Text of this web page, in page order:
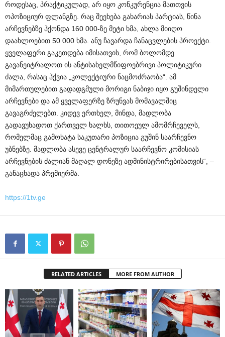
როდესაც, პრაქტიკულად, არ იყო კონკურენცია მათთვის
ოპოზიციურ ფლანგზე. რაც შეეხება გახარიას პარტიას, წინა
არჩევნებზე ჰქონდა 160 000-ზე მეტი ხმა, ახლა მიიღო
დაახლოებით 50 000 ხმა. ანუ ჩავარდა ჩანაცვლების პროექტი.
ყველაფერი გაკეთდება იმისათვის, რომ ბოლომდე
გავანეიტრალოთ ის ანტისახელმწიფოებრივი პოლიტიკური
ძალა, რასაც ჰქვია „კოლექტიური ნაცმოძრაობა“. ამ
მიმართულებით გადადგმული მორიგი ნაბიჯი იყო გუშინდელი
არჩევნები და ამ ყველაფერზე ზრუნვას მომავალშიც
გავაგრძელებთ. კიდევ ერთხელ, მინდა, მადლობა
გადავუხადოთ ქართველ ხალხს, თითოეულ ამომრჩეველს,
რომელმაც გამოხატა საკუთარი პოზიცია გუშინ საარჩევნო
უბნებზე. მადლობა ასევე ცენტრალურ საარჩევნო კომისიას
არჩევნების ძალიან მაღალ დონეზე ადმინისტრირებისათვის“, –
განაცხადა პრემიერმა.
https://1tv.ge
RELATED ARTICLES MORE FROM AUTHOR